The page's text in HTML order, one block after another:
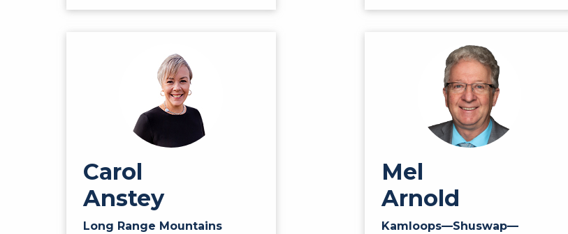
Carol
Anstey
Long Range Mountains
Mel
Arnold
Kamloops—Shuswap—